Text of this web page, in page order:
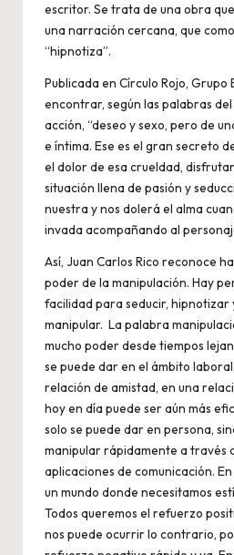
escritor. Se trata de una obra
una narración cercana, que
“hipnotiza”.
Publicada en Círculo Rojo,
encontrar, según las palabras
acción, “deseo y sexo, pero de
e íntima. Ese es el gran secreto
el dolor de esa crueldad,
situación llena de pasión y
nuestra y nos dolerá el alma
invada acompañando al
Así, Juan Carlos Rico reconoce
poder de la manipulación. Hay
facilidad para seducir, hipnotizar
manipular. La palabra
mucho poder desde tiempos
se puede dar en el ámbito
relación de amistad, en una
hoy en día puede ser aún más
solo se puede dar en persona,
manipular rápidamente a través
aplicaciones de comunicación.
un mundo donde necesitamos
Todos queremos el refuerzo
nos puede ocurrir lo contrario,